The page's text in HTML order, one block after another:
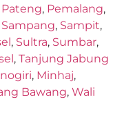
Pateng, Pemalang,
Sampang, Sampit,
, Sultra, Sumbar,
, Tanjung Jabung
, Minhaj,
Bawang, Wali